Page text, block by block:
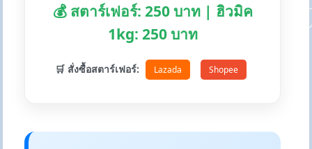
💰 สตาร์เฟอร์: 250 บาท | ฮิวมิค
1kg: 250 บาท
🛒 สั่งซื้อสตาร์เฟอร์: Lazada Shopee